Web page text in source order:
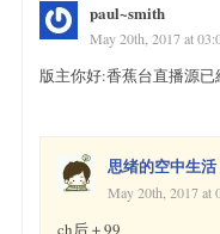
paul~smith
May 20th, 2017 at
版主你好:香蕉台直播源已
思绪的空中生活
May 20th, 2017 at
ch后＋99